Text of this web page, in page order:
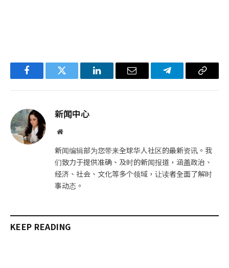
FacebookTwitter LinkedIn电
Telegram复
新闻中心
网
新闻编辑部为您带来全球华人社区的最新资讯。我
们致力于提供准确、及时的新闻报道，涵盖政治、
经济、社会、文化等多个领域，让读者全面了解时
事动态。
KEEP READING